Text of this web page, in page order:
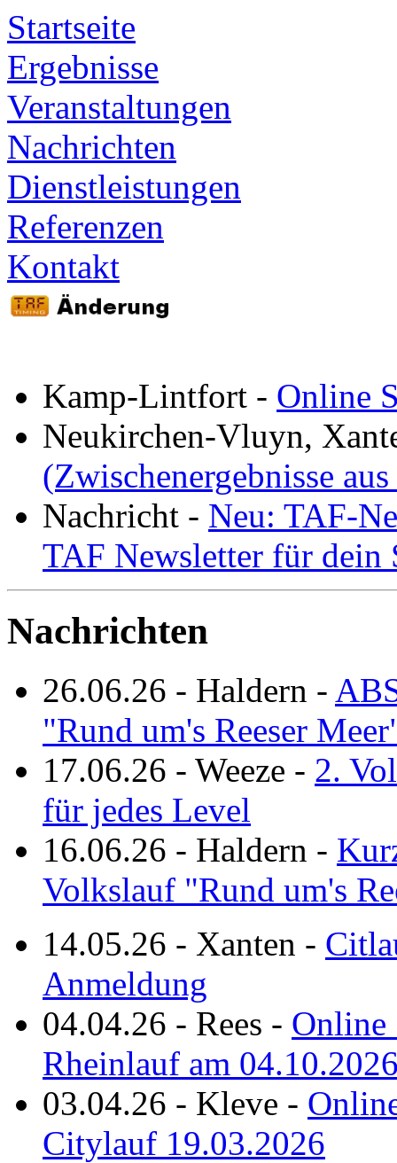
Startseite
Ergebnisse
Veranstaltungen
Nachrichten
Dienstleistungen
Referenzen
Kontakt
Kamp-Lintfort - Online
Neukirchen-Vluyn,
(Zwischenergebnisse
Nachricht - Neu: TAF-
TAF Newsletter für dein
Nachrichten
26.06.26 - Haldern -
"Rund um's Reeser
17.06.26 - Weeze - 2.
für jedes Level
16.06.26 - Haldern -
Volkslauf "Rund um's
14.05.26 - Xanten -
Anmeldung
04.04.26 - Rees - Online
Rheinlauf am
03.04.26 - Kleve -
Citylauf 19.03.2026